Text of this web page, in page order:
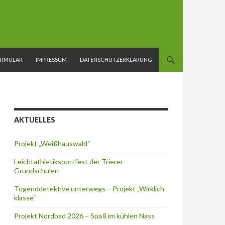
IMPRESSUM DATENSCHUTZERKLÄRUNG
AKTUELLES
Projekt „Weißhauswald“
Leichtathletiksportfest der Trierer
Grundschulen
Tugenddetektive unterwegs – Projekt „Wirklich
klasse“
Projekt Nordbad 2026 – Spaß im kühlen Nass